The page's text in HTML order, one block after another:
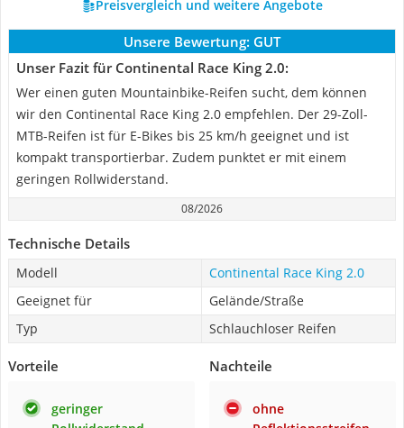
Preisvergleich und weitere Angebote
Unsere Bewertung: GUT
Unser Fazit für Continental Race King 2.0:
Wer einen guten Mountainbike-Reifen sucht, dem können
wir den Continental Race King 2.0 empfehlen. Der 29-Zoll-
MTB-Reifen ist für E-Bikes bis 25 km/h geeignet und ist
kompakt transportierbar. Zudem punktet er mit einem
geringen Rollwiderstand.
08/2026
Technische Details
Modell
Continental Race King 2.0
Geeignet für
Gelände/Straße
Typ
Schlauchloser Reifen
Vorteile
geringer
Nachteile
ohne